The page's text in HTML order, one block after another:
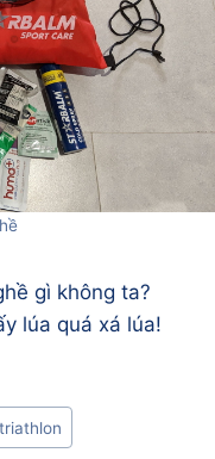
gì không ta?
lúa quá xá lúa!